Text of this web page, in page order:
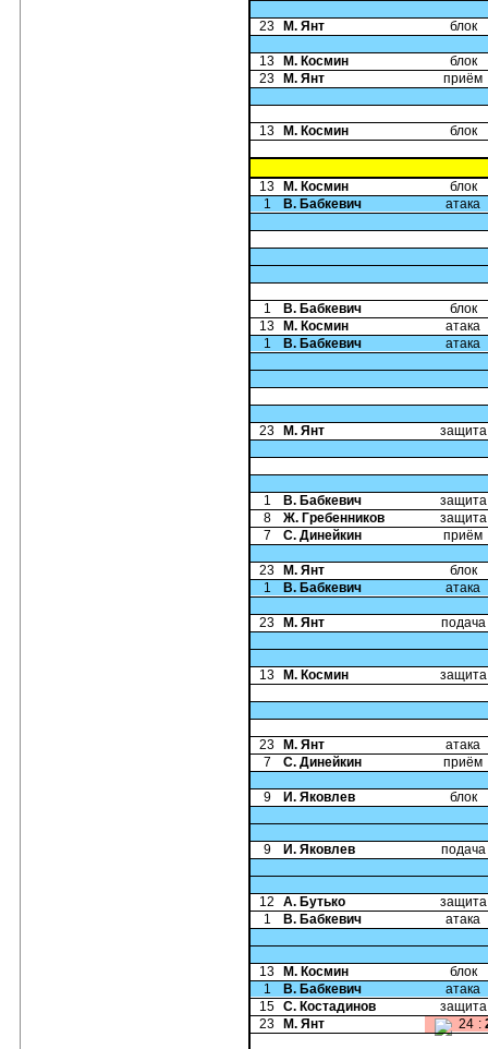
23 М. Янт блок
13 М. Космин
блок
23
М. Янт приём
13 М. Космин блок
13 М. Космин
блок
1
В. Бабкевич атака
1 В. Бабкевич
блок
13
М. Космин
атака
1
В. Бабкевич атака
23 М. Янт защита
1 В. Бабкевич
защита
8
Ж. Гребенников
защита
7
С. Динейкин приём
23 М. Янт
блок
1
В. Бабкевич атака
23 М. Янт подача
13 М. Космин защита
23 М. Янт
атака
7
С. Динейкин приём
9 И. Яковлев блок
9 И. Яковлев подача
12 А. Бутько
защита
1
В. Бабкевич атака
13 М. Космин
блок
1
В. Бабкевич
атака
15 С. Костадинов
защита
23
М. Янт 24 :